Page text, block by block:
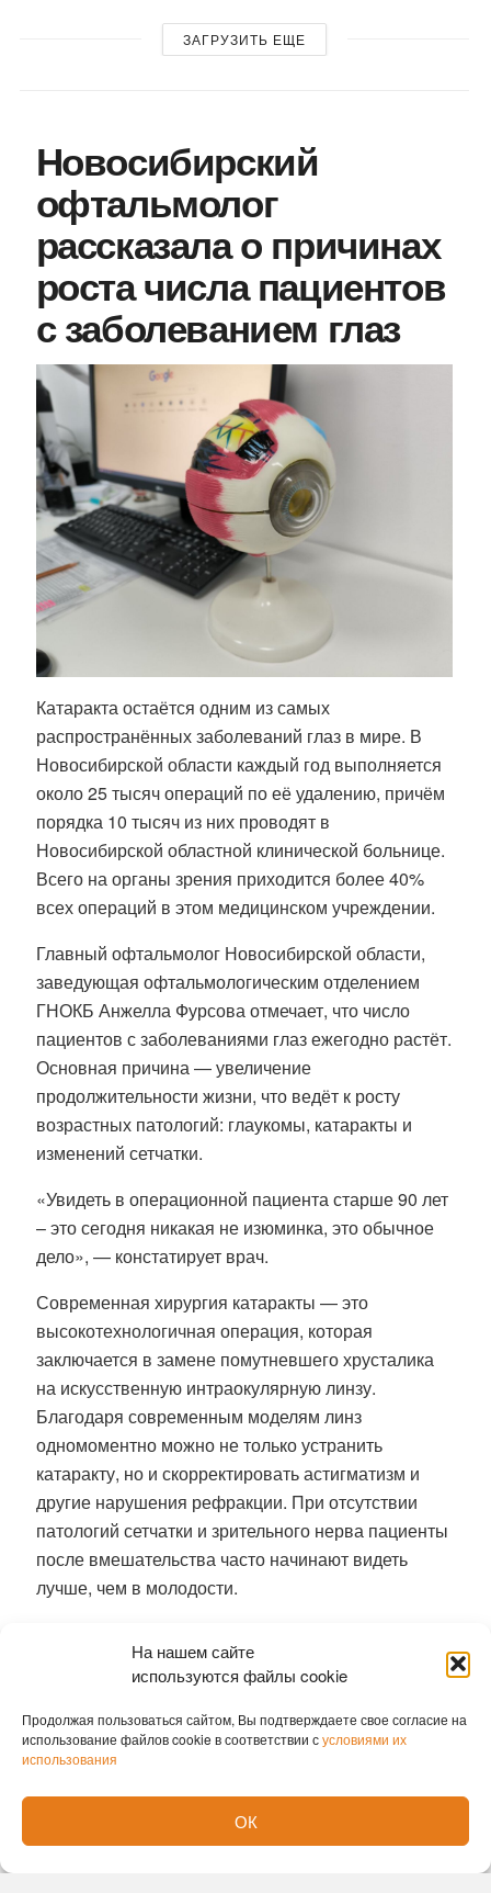
На нашем сайте
используются файлы cookie
Продолжая пользоваться сайтом, Вы подтверждаете свое согласие на
использование файлов cookie в соответствии сусловиями их
использования
ОК
ЗАГРУЗИТЬ ЕЩЕ
Новосибирский
офтальмолог
рассказала о причинах
роста числа пациентов
с заболеванием глаз
Катаракта остаётся одним из самых
распространённых заболеваний глаз в мире. В
Новосибирской области каждый год выполняется
около 25 тысяч операций по её удалению, причём
порядка 10 тысяч из них проводят в
Новосибирской областной клинической больнице.
Всего на органы зрения приходится более 40%
всех операций в этом медицинском учреждении.
Главный офтальмолог Новосибирской области,
заведующая офтальмологическим отделением
ГНОКБ Анжелла Фурсова отмечает, что число
пациентов с заболеваниями глаз ежегодно растёт.
Основная причина — увеличение
продолжительности жизни, что ведёт к росту
возрастных патологий: глаукомы, катаракты и
изменений сетчатки.
«Увидеть в операционной пациента старше 90 лет
– это сегодня никакая не изюминка, это обычное
дело», — констатирует врач.
Современная хирургия катаракты — это
высокотехнологичная операция, которая
заключается в замене помутневшего хрусталика
на искусственную интраокулярную линзу.
Благодаря современным моделям линз
одномоментно можно не только устранить
катаракту, но и скорректировать астигматизм и
другие нарушения рефракции. При отсутствии
патологий сетчатки и зрительного нерва пациенты
после вмешательства часто начинают видеть
лучше, чем в молодости.
новосибирские хирурги без единого разреза